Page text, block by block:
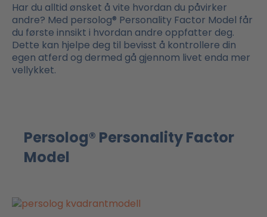
Har du alltid ønsket å vite hvordan du påvirker
andre? Med persolog® Personality Factor Model får
du første innsikt i hvordan andre oppfatter deg.
Dette kan hjelpe deg til bevisst å kontrollere din
egen atferd og dermed gå gjennom livet enda mer
vellykket.
Persolog® Personality Factor
Model